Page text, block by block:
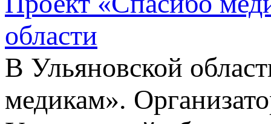
области
В Ульяновской
медикам».